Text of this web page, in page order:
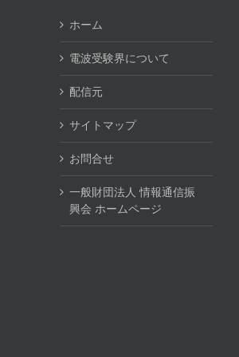
ホーム
電波受験界について
配信元
サイトマップ
お問合せ
一般財団法人 情報通信振
興会 ホームページ